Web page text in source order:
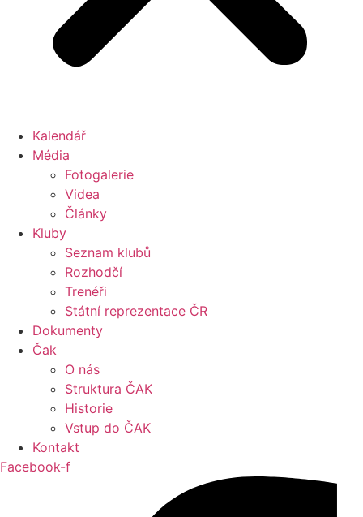
Kalendář
Média
Fotogalerie
Videa
Články
Kluby
Seznam klubů
Rozhodčí
Trenéři
Státní reprezentace ČR
Dokumenty
Čak
O nás
Struktura ČAK
Historie
Vstup do ČAK
Kontakt
Facebook-f